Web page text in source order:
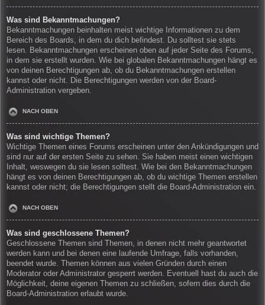
Was sind Bekanntmachungen?
Bekanntmachungen beinhalten meist wichtige Informationen zu dem
Bereich des Boards, in dem du dich befindest. Du solltest sie stets
lesen. Bekanntmachungen erscheinen oben auf jeder Seite des Forums,
in dem sie erstellt wurden. Wie bei globalen Bekanntmachungen hängt es
von deinen Berechtigungen ab, ob du Bekanntmachungen erstellen
kannst oder nicht. Die Berechtigungen werden von der Board-
Administration vergeben.
NACH OBEN
Was sind wichtige Themen?
Wichtige Themen eines Forums erscheinen unter den Ankündigungen und
sind nur auf der ersten Seite zu sehen. Sie haben meist einen wichtigen
Inhalt, weswegen du sie lesen solltest. Wie bei den Bekanntmachungen
hängt es von deinen Berechtigungen ab, ob du wichtige Themen erstellen
kannst oder nicht; die Berechtigungen stellt die Board-Administration ein.
NACH OBEN
Was sind geschlossene Themen?
Geschlossene Themen sind Themen, in denen nicht mehr geantwortet
werden kann und bei denen eine laufende Umfrage, falls vorhanden,
beendet wurde. Themen können aus vielen Gründen durch einen
Moderator oder Administrator gesperrt werden. Eventuell hast du auch die
Möglichkeit, deine eigenen Themen zu schließen, sofern dies durch die
Board-Administration erlaubt wurde.